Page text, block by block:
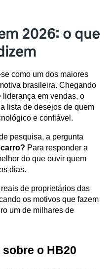
2026: o que
como um dos maiores
brasileira. Chegando
liderança em vendas, o
lista de desejos de quem
e confiável.
pesquisa, a pergunta
Para responder a
do que ouvir quem
dias.
de proprietários das
os motivos que fazem
um de milhares de
o HB20